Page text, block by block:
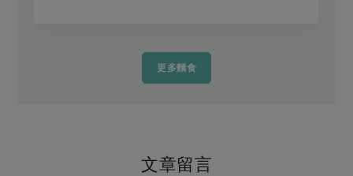
更多麵食
文章留言